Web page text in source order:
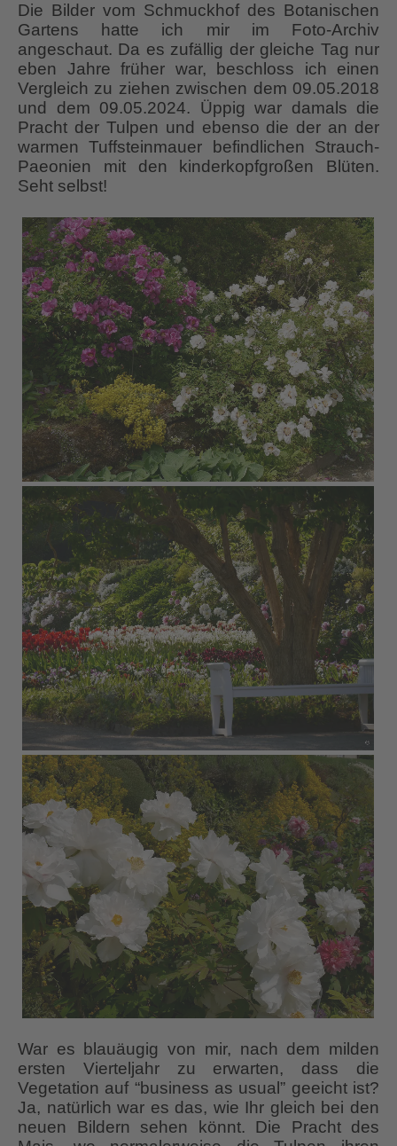
Die Bilder vom Schmuckhof des Botanischen
Gartens hatte ich mir im Foto-Archiv
angeschaut. Da es zufällig der gleiche Tag nur
eben Jahre früher war, beschloss ich einen
Vergleich zu ziehen zwischen dem 09.05.2018
und dem 09.05.2024. Üppig war damals die
Pracht der Tulpen und ebenso die der an der
warmen Tuffsteinmauer befindlichen Strauch-
Paeonien mit den kinderkopfgroßen Blüten.
Seht selbst!
War es blauäugig von mir, nach dem milden
ersten Vierteljahr zu erwarten, dass die
Vegetation auf “business as usual” geeicht ist?
Ja, natürlich war es das, wie Ihr gleich bei den
neuen Bildern sehen könnt. Die Pracht des